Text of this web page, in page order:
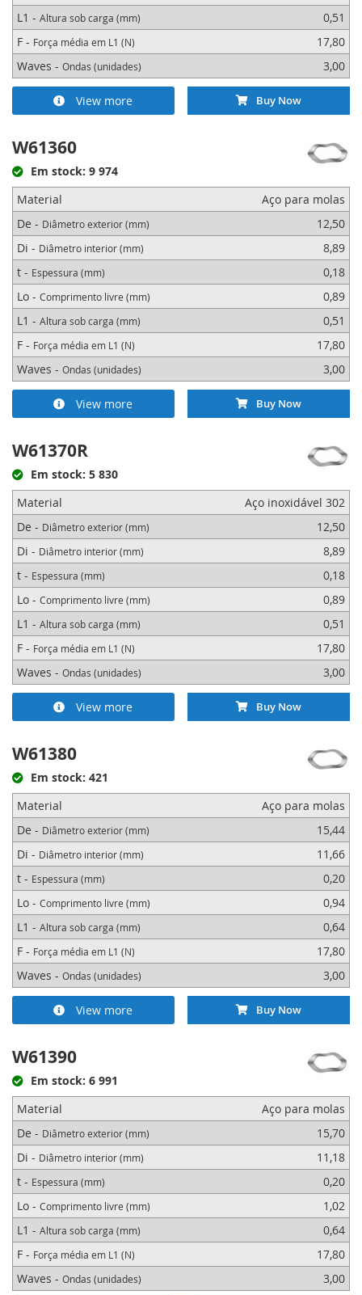
L1 - Altura sob carga (mm)
0,51
F - Força média em L1 (N)
17,80
Waves - Ondas (unidades) 3,00
View more Buy Now
W61360
Em stock: 9 974
Material
Aço para molas
De - Diâmetro exterior (mm)
12,50
Di - Diâmetro interior (mm)
8,89
t - Espessura (mm)
0,18
Lo - Comprimento livre (mm)
0,89
L1 - Altura sob carga (mm)
0,51
F - Força média em L1 (N)
17,80
Waves - Ondas (unidades) 3,00
View more Buy Now
W61370R
Em stock: 5 830
Material
Aço inoxidável 302
De - Diâmetro exterior (mm)
12,50
Di - Diâmetro interior (mm)
8,89
t - Espessura (mm)
0,18
Lo - Comprimento livre (mm)
0,89
L1 - Altura sob carga (mm)
0,51
F - Força média em L1 (N)
17,80
Waves - Ondas (unidades) 3,00
View more Buy Now
W61380
Em stock: 421
Material
Aço para molas
De - Diâmetro exterior (mm)
15,44
Di - Diâmetro interior (mm)
11,66
t - Espessura (mm)
0,20
Lo - Comprimento livre (mm)
0,94
L1 - Altura sob carga (mm)
0,64
F - Força média em L1 (N)
17,80
Waves - Ondas (unidades) 3,00
View more Buy Now
W61390
Em stock: 6 991
Material
Aço para molas
De - Diâmetro exterior (mm)
15,70
Di - Diâmetro interior (mm)
11,18
t - Espessura (mm)
0,20
Lo - Comprimento livre (mm)
1,02
L1 - Altura sob carga (mm)
0,64
F - Força média em L1 (N)
17,80
Waves - Ondas (unidades) 3,00